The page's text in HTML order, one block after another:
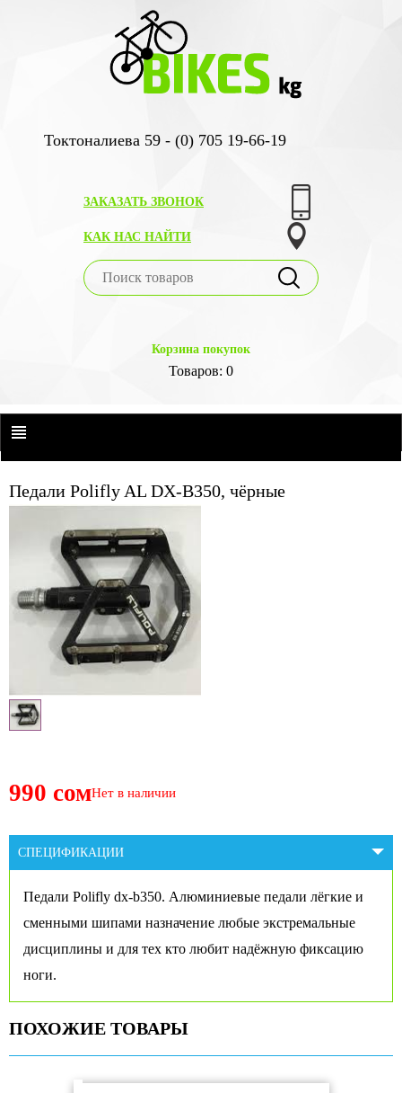
Токтоналиева 59 - (0) 705 19-66-19
ЗАКАЗАТЬ ЗВОНОК
КАК НАС НАЙТИ
Корзина покупок
Товаров: 0
Педали Polifly AL DX-B350, чёрные
990 сомНет в наличии
СПЕЦИФИКАЦИИ
Педали Polifly dx-b350. Алюминиевые педали лёгкие и
сменными шипами назначение любые экстремальные
дисциплины и для тех кто любит надёжную фиксацию
ноги.
ПОХОЖИЕ ТОВАРЫ